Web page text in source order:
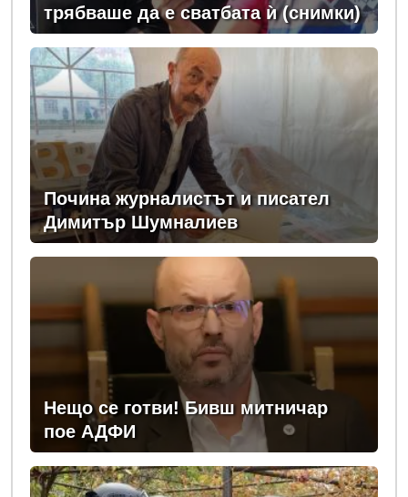
трябваше да е сватбата ѝ (снимки)
Почина журналистът и писател
Димитър Шумналиев
Нещо се готви! Бивш митничар
пое АДФИ